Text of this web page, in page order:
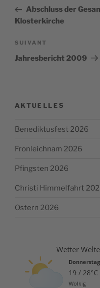
l’article
précédent
Abschluss der
Klosterkirche
Article
suivant
SUIVANT
Jahresbericht 2009
AKTUELLES
Benediktusfest 2026
Fronleichnam 2026
Pfingsten 2026
Christi Himmelfahrt
Ostern 2026
Wetter
19 / 28°C
Wolkig